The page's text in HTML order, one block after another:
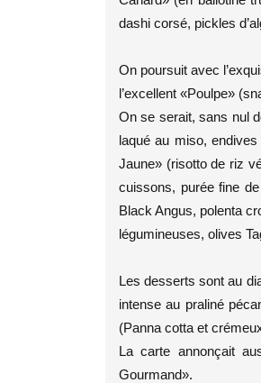
dashi corsé, pickles
On poursuit avec
l’excellent «Poulpe»
On se serait, sans nul
laqué au miso,
Jaune» (risotto de riz
cuissons, purée fine
Black Angus, polenta
légumineuses, olives
Les desserts sont au
intense au praliné
(Panna cotta et
La carte annonçait
Gourmand».